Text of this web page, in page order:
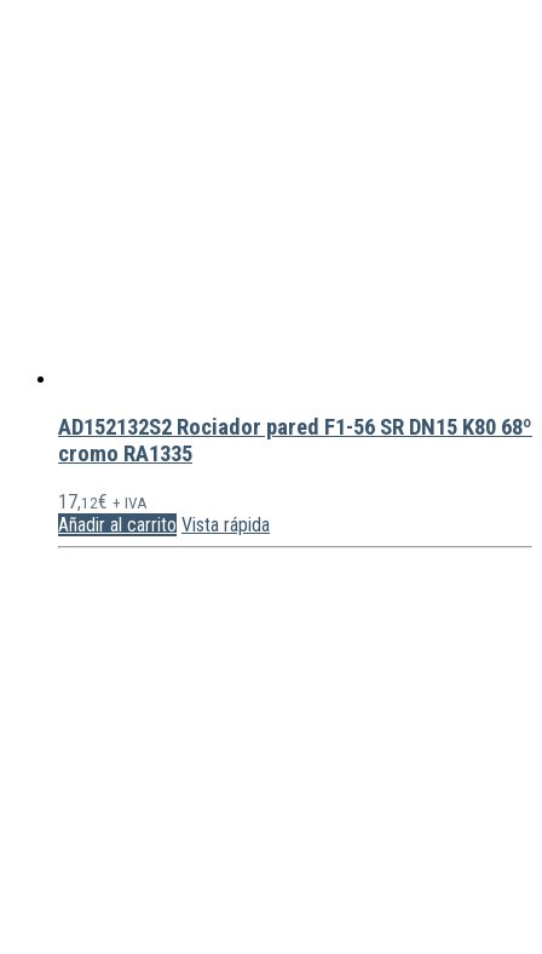
AD152132S2 Rociador pared F1-56 SR DN15 K80 68º
cromo RA1335
17,12€ + IVA
Añadir al carrito Vista rápida